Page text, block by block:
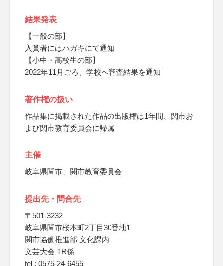
結果発表
【一般の部】
入賞者にはハガキにて通知
【小中・高校生の部】
2022年11月ごろ、学校へ審査結果を通知
著作権の扱い
作品集に掲載された作品の出版権は1年間、関市お
よび関市教育委員会に帰属
主催
岐阜県関市、関市教育委員会
提出先・問合先
〒501-3232
岐阜県関市桜本町2丁目30番地1
関市協働推進部 文化課内
文芸大会 TR係
tel : 0575-24-6455